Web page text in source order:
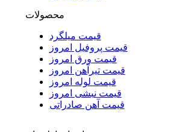
محصولات
قیمت میلگرد
قیمت پروفیل امروز
قیمت ورق امروز
قیمت تیرآهن امروز
قیمت لوله امروز
قیمت نبشی امروز
قیمت آهن صادراتی